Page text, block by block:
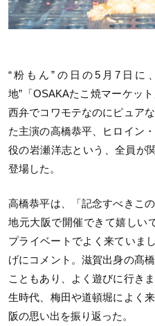
“粉もん”の日の5月7日に
地”「OSAKAたこ焼マーケッ
西弁でコワモテなのにピュア
た主演の高橋恭平、ヒロイン
役の岩瀬洋志という、全員が
登場した。
高橋恭平は、「記念すべきこ
地元大阪で開催できて嬉しい
プライベートでよく来ていま
げにコメント。滋賀出身の髙
こともあり、よく遊びに行き
生時代、梅田や道頓堀によく
阪の思い出を振り返った。